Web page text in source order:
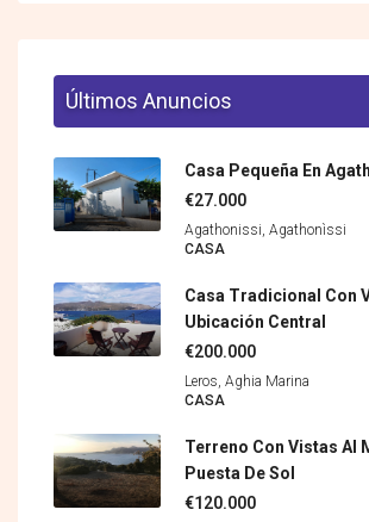
Últimos Anuncios
Casa Pequeña En
€27.000
Agathonissi, Agathonìssi
CASA
Casa Tradicional Con
Ubicación Central
€200.000
Leros, Aghia Marina
CASA
Terreno Con Vistas Al
Puesta De Sol
€120.000